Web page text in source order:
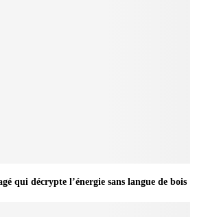
qui décrypte l’énergie sans langue de bois